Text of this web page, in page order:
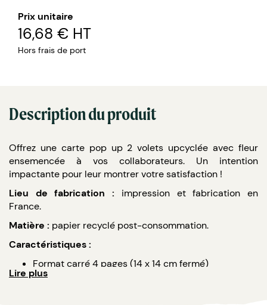
Prix unitaire
16,68 € HT
Hors frais de port
Description du produit
Offrez une carte pop up 2 volets upcyclée avec fleur
ensemencée à vos collaborateurs. Un intention
impactante pour leur montrer votre satisfaction !
Lieu de fabrication :
impression et fabrication en
France.
Matière : papier recyclé post-consommation.
Caractéristiques :
Format carré 4 pages (14 x 14 cm fermé)
Impression : recto ou recto / verso.
Lire plus